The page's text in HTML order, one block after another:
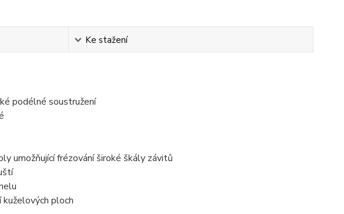
Ke stažení
podélné soustružení
umožňující frézování široké škály závitů
ploch